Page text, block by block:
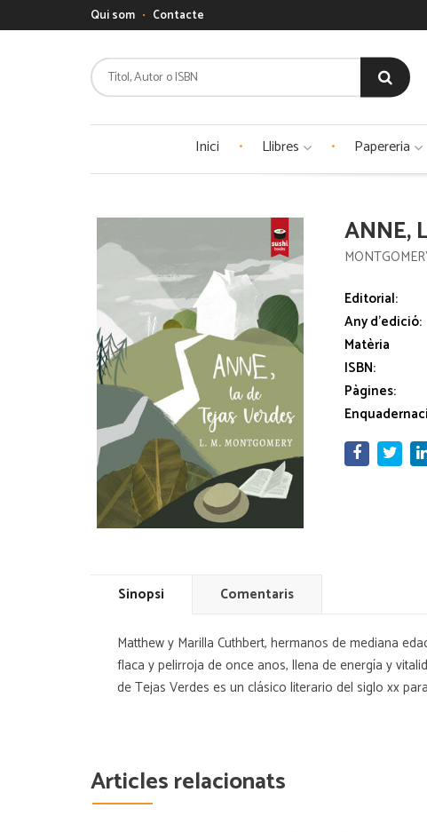
Qui som Contacte
Inici Llibres Papereria
ANNE,
Editorial:
Any d'edició:
Matèria
ISBN:
Pàgines:
Sinopsi Comentaris
Matthew y Marilla Cuthbert, hermanos de mediana
flaca y pelirroja de once anos, llena de energía y
de Tejas Verdes es un clásico literario del siglo xx
Articles relacionats